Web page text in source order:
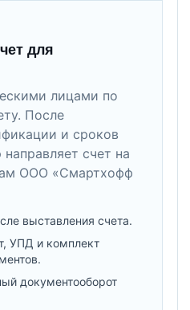
для
лицами по
После
и сроков
счет на
ООО «Смартхофф
выставления счета.
УПД и комплект
документооборот